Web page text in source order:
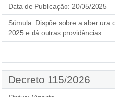
Data de Publicação: 20/05/2025
Súmula: Dispõe sobre a abertura
2025 e dá outras providências.
Decreto 115/2026